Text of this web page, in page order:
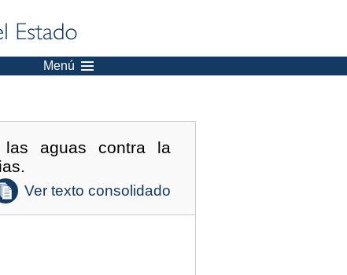
Menú
las aguas contra la
Ver texto consolidado